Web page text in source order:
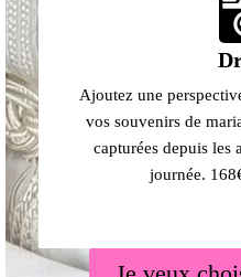
Ajoutez une
vos souvenirs de
capturées depuis les
journée.